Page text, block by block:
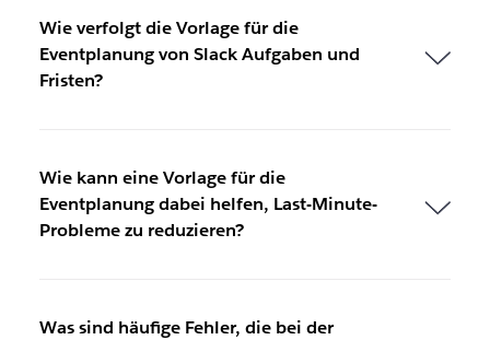
Wie verfolgt die Vorlage für die
Eventplanung von Slack Aufgaben und
Fristen?
Wie kann eine Vorlage für die
Eventplanung dabei helfen, Last-Minute-
Probleme zu reduzieren?
Was sind häufige Fehler, die bei der